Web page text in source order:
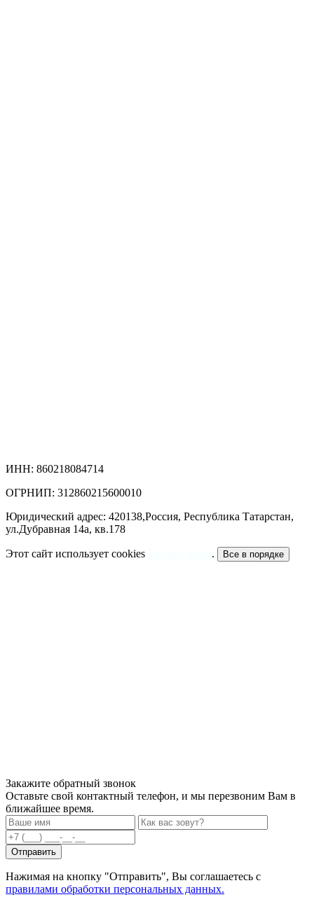
ИНН: 860218084714
ОГРНИП: 312860215600010
Юридический адрес: 420138,Россия, Республика Татарстан,
ул.Дубравная 14а, кв.178
Этот сайт использует cookies . Все в порядке
Закажите обратный звонок
Оставьте свой контактный телефон, и мы перезвоним Вам в
ближайшее время.
Нажимая на кнопку "Отправить", Вы соглашаетесь с
правилами обработки персональных данных.